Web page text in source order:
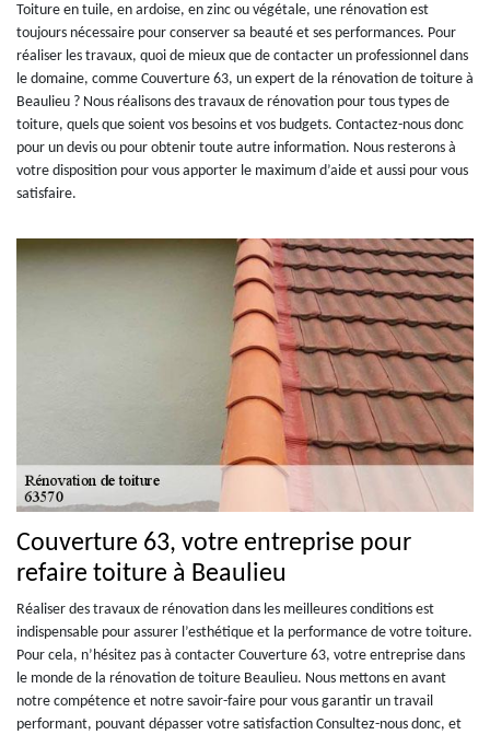
Toiture en tuile, en ardoise, en zinc ou végétale, une rénovation est
toujours nécessaire pour conserver sa beauté et ses performances. Pour
réaliser les travaux, quoi de mieux que de contacter un professionnel dans
le domaine, comme Couverture 63, un expert de la rénovation de toiture à
Beaulieu ? Nous réalisons des travaux de rénovation pour tous types de
toiture, quels que soient vos besoins et vos budgets. Contactez-nous donc
pour un devis ou pour obtenir toute autre information. Nous resterons à
votre disposition pour vous apporter le maximum d’aide et aussi pour vous
satisfaire.
Couverture 63, votre entreprise pour
refaire toiture à Beaulieu
Réaliser des travaux de rénovation dans les meilleures conditions est
indispensable pour assurer l’esthétique et la performance de votre toiture.
Pour cela, n’hésitez pas à contacter Couverture 63, votre entreprise dans
le monde de la rénovation de toiture Beaulieu. Nous mettons en avant
notre compétence et notre savoir-faire pour vous garantir un travail
performant, pouvant dépasser votre satisfaction Consultez-nous donc, et